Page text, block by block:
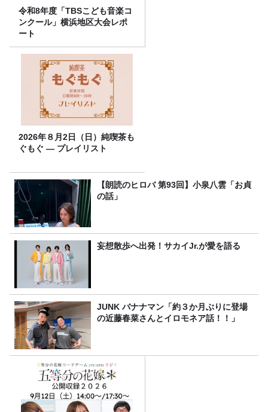
令和8年度「TBSこども音楽コ
ンクール」横浜地区大会レポ
ート
2026年８月2日（日）純喫茶も
ぐもぐ ― プレイリスト
【朗読のヒロバ 第93回】小泉八雲「お貞
の話」
妄想散歩へ出発！サカイJr.が愛を語る
JUNK バナナマン「約３か月ぶりに登場
の近藤春菜さんとイロモネア話！！」